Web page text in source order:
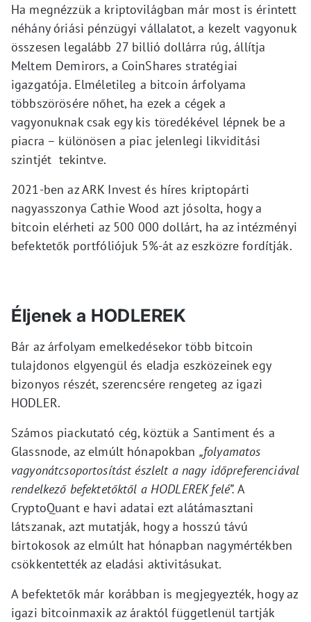
Ha megnézzük a kriptovilágban már most is érintett
néhány óriási pénzügyi vállalatot, a kezelt vagyonuk
összesen legalább 27 billió dollárra rúg, állítja
Meltem Demirors, a CoinShares stratégiai
igazgatója. Elméletileg a bitcoin árfolyama
többszörösére nőhet, ha ezek a cégek a
vagyonuknak csak egy kis töredékével lépnek be a
piacra – különösen a piac jelenlegi likviditási
szintjét tekintve.
2021-ben az ARK Invest és híres kriptopárti
nagyasszonya Cathie Wood azt jósolta, hogy a
bitcoin elérheti az 500 000 dollárt, ha az intézményi
befektetők portfóliójuk 5%-át az eszközre fordítják.
Éljenek a HODLEREK
Bár az árfolyam emelkedésekor több bitcoin
tulajdonos elgyengül és eladja eszközeinek egy
bizonyos részét, szerencsére rengeteg az igazi
HODLER.
Számos piackutató cég, köztük a Santiment és a
Glassnode, az elmúlt hónapokban „folyamatos
vagyonátcsoportosítást észlelt a nagy időpreferenciával
rendelkező befektetőktől a HODLEREK felé”. A
CryptoQuant e havi adatai ezt alátámasztani
látszanak, azt mutatják, hogy a hosszú távú
birtokosok az elmúlt hat hónapban nagymértékben
csökkentették az eladási aktivitásukat.
A befektetők már korábban is megjegyezték, hogy az
igazi bitcoinmaxik az áraktól függetlenül tartják